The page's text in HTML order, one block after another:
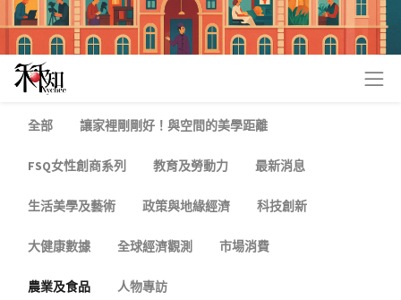
全部 讓家裡剛剛好！與空間的美學距離
FSQ女性創商系列 教育及勞動力 最新消息
生活美學及藝術 政策與地緣經濟 科技創新
大健康數據 全球經濟觀測 市場消費
農業及食品 人物專訪